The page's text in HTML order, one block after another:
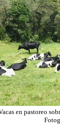
en pastoreo